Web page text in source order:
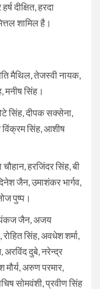
दीक्षित, हरदा
शामिल है।
मैथिल, तेजस्वी नायक,
मनीष सिंह।
सिंह, दीपक सक्सेना,
विंक्रम सिंह, आशीष
हरजिंदर सिंह, बी
जैन, उमाशंकर भार्गव,
पुष्प।
पंकज जैन, अजय
सिंह, अवधेश शर्मा,
अरविंद दुबे, नरेन्द्र
मौर्य, अरुण परमार,
सोमवंशी, प्रवीण सिंह